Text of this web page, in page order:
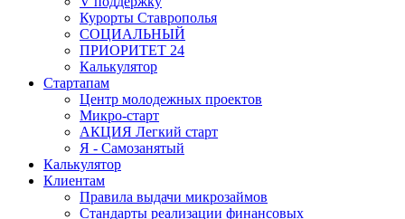
Курорты Ставрополья
СОЦИАЛЬНЫЙ
ПРИОРИТЕТ 24
Калькулятор
Стартапам
Центр молодежных проектов
Микро-старт
АКЦИЯ Легкий старт
Я - Самозанятый
Калькулятор
Клиентам
Правила выдачи микрозаймов
Стандарты реализации финансовых